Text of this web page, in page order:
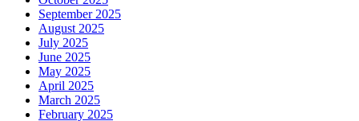
September 2025
August 2025
July 2025
June 2025
May 2025
April 2025
March 2025
February 2025